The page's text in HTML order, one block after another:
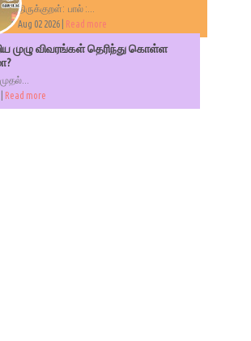
திருக்குறள்: பால் :...
Aug 02 2026 |
Read more
முழு விவரங்கள் தெரிந்து கொள்ள
Read more